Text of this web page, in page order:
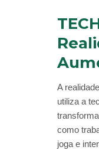
A
utiliza a
como
joga e